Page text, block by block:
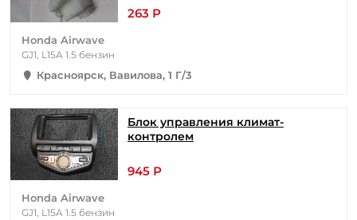
263 Р
Honda Airwave
GJ1, L15A 1.5 бензин
Красноярск, Вавилова, 1 Г/3
Блок управления климат-
контролем
945 Р
Honda Airwave
GJ1, L15A 1.5 бензин